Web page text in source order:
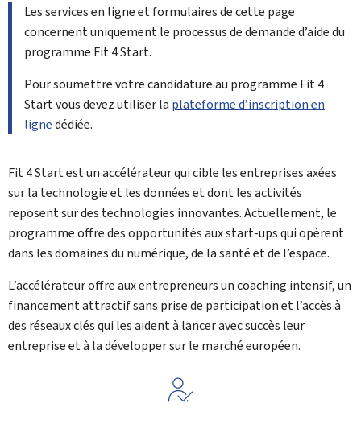
Les services en ligne et formulaires de cette page
concernent uniquement le processus de demande d’aide du
programme Fit 4 Start.
Pour soumettre votre candidature au programme Fit 4
Startvous devez utiliser la plateforme d’inscription en
lignedédiée.
Fit 4 Startest un accélérateur qui cible les entreprises axées
sur la technologie et les données et dont les activités
reposent sur des technologies innovantes. Actuellement, le
programme offre des opportunités auxstart-upsqui opèrent
dans les domaines du numérique, de la santé et de l’espace.
L’accélérateur offre aux entrepreneurs uncoaching intensif, un
financement attractif sans prise de participation et l’accès à
des réseaux clés qui les aident à lancer avec succès leur
entreprise et à la développer sur le marché européen.